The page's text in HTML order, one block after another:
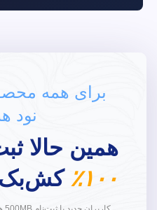
نود
همین حالا
۱۰۰٪
کش‌بک